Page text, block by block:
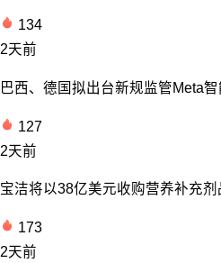
134
2天前
巴西、德国拟出台新规监管Meta
127
2天前
宝洁将以38亿美元收购营养补充
173
2天前